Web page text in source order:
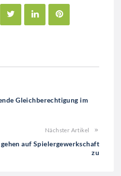
FacebookTwitter LinkedIn
Gleichberechtigung im
Nächster Artikel
auf Spielergewerkschaft
zu